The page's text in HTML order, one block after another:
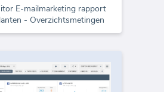
E-mailmarketing rapport
- Overzichtsmetingen